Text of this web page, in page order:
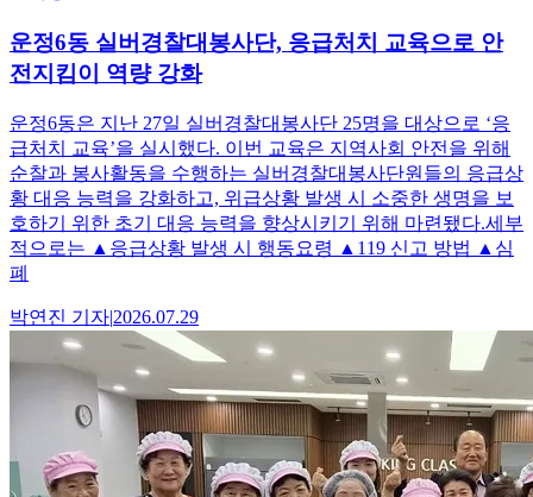
운정6동 실버경찰대봉사단, 응급처치 교육으로 안
전지킴이 역량 강화
운정6동은 지난 27일 실버경찰대봉사단 25명을 대상으로 ‘응
급처치 교육’을 실시했다. 이번 교육은 지역사회 안전을 위해
순찰과 봉사활동을 수행하는 실버경찰대봉사단원들의 응급상
황 대응 능력을 강화하고, 위급상황 발생 시 소중한 생명을 보
호하기 위한 초기 대응 능력을 향상시키기 위해 마련됐다.세부
적으로는 ▲응급상황 발생 시 행동요령 ▲119 신고 방법 ▲심
폐
박연진 기자|2026.07.29